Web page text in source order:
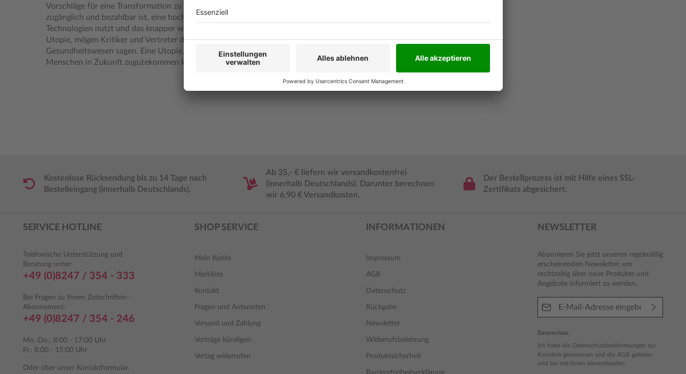
Vorschläge für eine Transformation zu einem Gesundheitswesen, das für alle
zugänglich und bezahlbar ist, eine hochwertige Versorgung leistet, zeitgemäße
Technologien nutzt und das knapper werdende Geld sinnvoll investiert. Eine
Utopie, mögen Kritiker und Vertreter der Beharrungskräfte im
Gesundheitswesen sagen. Eine Utopie, die schnell Realität werden und den
Menschen in Zukunft zugutekommen könnte, sagt Francesco De Meo.
Kostenlose Rücksendung bis zu 14 Tage nach
Bestelleingang (innerhalb Deutschlands).
Ab 35,- € liefern wir versandkostenfrei
(innerhalb Deutschlands). Darunter berechnen
wir 6,90 € Versandkosten.
Der Bestellprozess ist mit Hilfe eines SSL-
Zertifikats abgesichert.
SERVICE HOTLINE
Telefonische Unterstützung und
Beratung unter:
+49 (0)8247 / 354 - 333
Bei Fragen zu Ihrem Zeitschriften-
Abonnement:
+49 (0)8247 / 354 - 246
Mo.-Do.: 8:00 - 17:00 Uhr
Fr.: 8:00 - 15:00 Uhr
Oder über unser Kontaktformular.
SHOP SERVICE
Mein Konto
Merkliste
Kontakt
Fragen und Antworten
Versand und Zahlung
Verträge kündigen
Vertag widerrufen
INFORMATIONEN
Impressum
AGB
Datenschutz
Rückgabe
Newsletter
Widerrufsbelehrung
Produktsicherheit
Barrierefreiheitserklärung
NEWSLETTER
Abonnieren Sie jetzt unseren regelmäßig
erscheinenden Newsletter, um
rechtzeitig über neue Produkte und
Angebote informiert zu werden.
Datenschutz
Ich habe die Datenschutzbestimmungen zur
Kenntnis genommen und die AGB gelesen
und bin mit ihnen einverstanden.